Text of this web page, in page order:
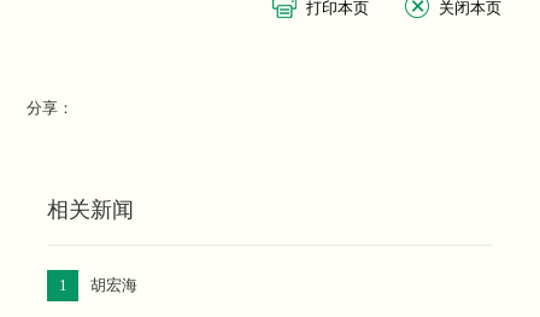
分享：
相关新闻
1 胡宏海